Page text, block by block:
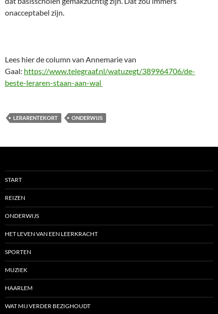
onacceptabel zijn.
Lees hier de column van Annemarie van
Gaal: https://www.telegraaf.nl/watuzegt/389964706/de-
beste-leraren-staan-aan-wal
LERARENTEKORT ONDERWIJS
START
REIZEN
ONDERWIJS
HET LEVEN VAN EEN LEERKRACHT
SPORTEN
MUZIEK
HAARLEM
WAT MIJ VERDER BEZIGHOUDT